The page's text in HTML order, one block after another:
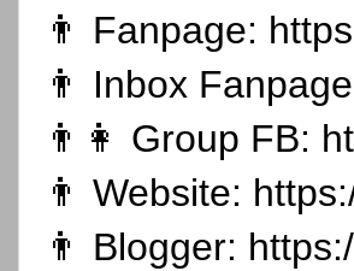
👨 Fanpage:
👨 Inbox
👨👩 Group FB:
👨 Website:
👨 Blogger: